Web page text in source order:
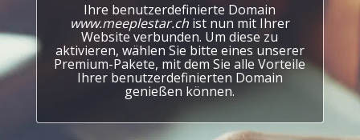
Ihre benutzerdefinierte Domain
www.meeplestar.chist nun mit Ihrer
Website verbunden. Um diese zu
aktivieren, wählen Sie bitte eines unserer
Premium-Pakete, mit dem Sie alle Vorteile
Ihrer benutzerdefinierten Domain
genießen können.